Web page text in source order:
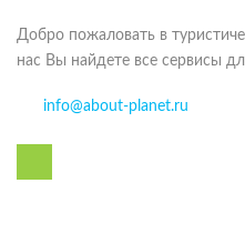
Добро пожаловать в
нас Вы найдете все сервисы
info@about-planet.ru